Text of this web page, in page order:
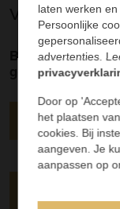
voor
Bij Aragon krijg
gelukwens, maar
ONZE
laten werken
Persoonlijke
advertenties.
Door op
het plaatsen
cookies. Bij
aangeven. Je
aanpassen op